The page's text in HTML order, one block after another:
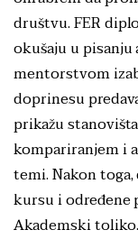
društvu. FER
okušaju u
mentorstvom
doprinesu
prikažu
kompariranjem i
temi. Nakon
kursu i određene
Akademski toliko.